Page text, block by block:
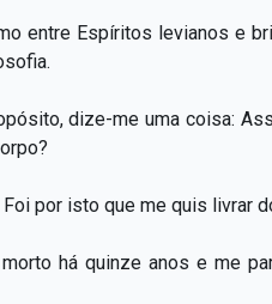
entre Espíritos levianos e
dize-me uma coisa:
por isto que me quis livrar
há quinze anos e me